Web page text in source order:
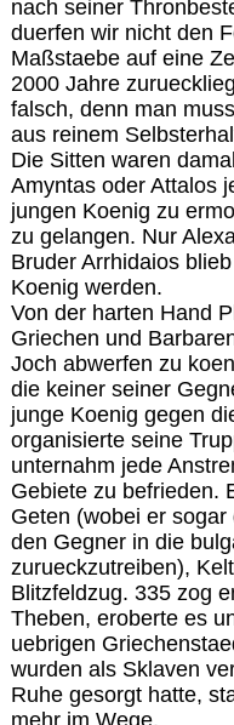
nach seiner
duerfen wir nicht den
Maßstaebe auf eine
2000 Jahre
falsch, denn man
aus reinem
Die Sitten waren
Amyntas oder Attalos
jungen Koenig zu
zu gelangen. Nur
Bruder Arrhidaios
Koenig werden.
Von der harten Hand
Griechen und
Joch abwerfen zu
die keiner seiner
junge Koenig gegen
organisierte seine
unternahm jede
Gebiete zu befrieden.
Geten (wobei er
den Gegner in die
zurueckzutreiben),
Blitzfeldzug. 335 zog
Theben, eroberte es
uebrigen
wurden als Sklaven
Ruhe gesorgt hatte,
mehr im Wege.